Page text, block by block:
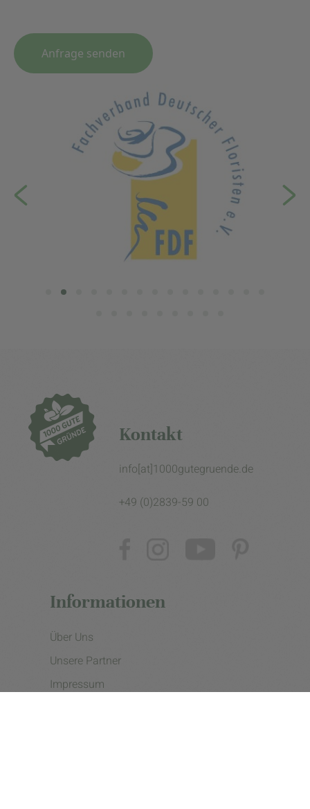
Anfrage senden
Kontakt
info[at]1000gutegruende.de
+49 (0)2839-59 00
Informationen
Über Uns
Unsere Partner
Impressum